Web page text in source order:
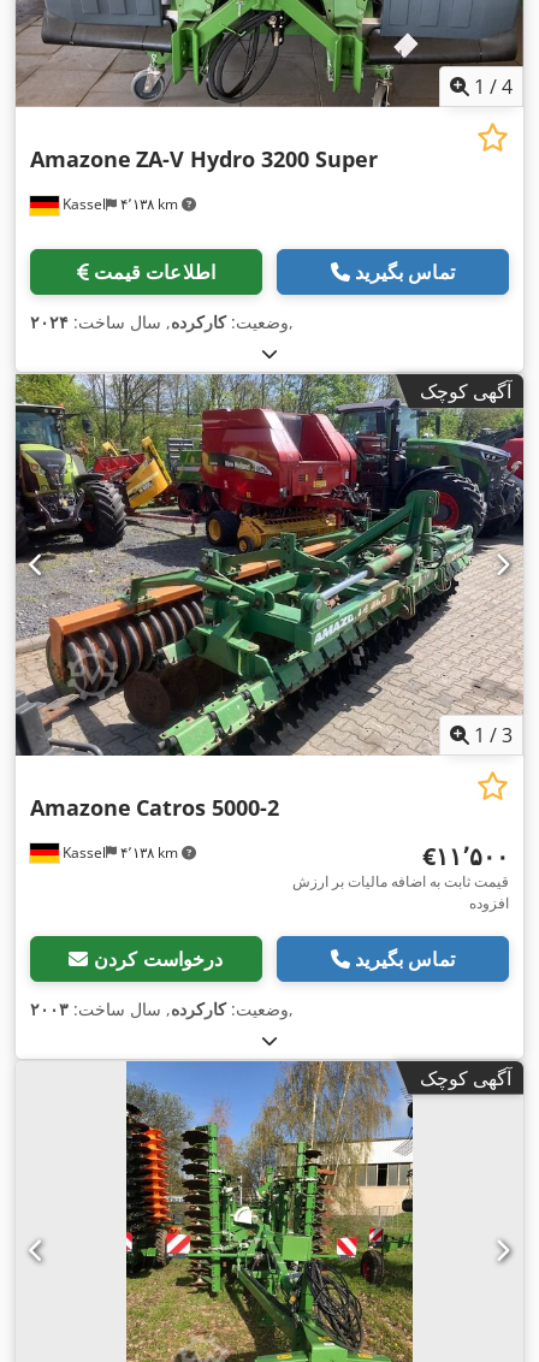
1 /4
Kassel ۴٬۱۳۸ km
Amazone ZA-V Hydro 3200 Super
اطلاعات قیمت تماس بگیرید
وضعیت:کارکرده, سال ساخت: ۲۰۲۴ ,
آگهی کوچک
1 /3
Kassel ۴٬۱۳۸ km
Amazone Catros 5000-2
‎€۱۱٬۵۰۰
قیمت ثابت به اضافه مالیات بر ارزش
افزوده
درخواست کردن تماس بگیرید
وضعیت:کارکرده, سال ساخت: ۲۰۰۳ ,
آگهی کوچک